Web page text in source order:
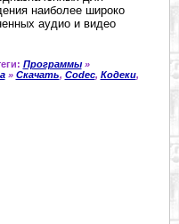
наиболее широко
аудио и видео
Программы»
» Скачать, Codec, Кодеки,